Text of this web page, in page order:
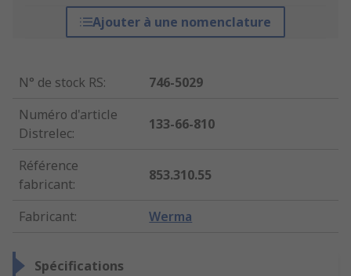
Ajouter à une nomenclature
N° de stock RS:
746-5029
Numéro d'article
Distrelec:
133-66-810
Référence
fabricant:
853.310.55
Fabricant: Werma
Spécifications